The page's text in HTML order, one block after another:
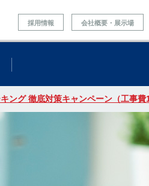
採用情報 会社概要・展示場
ング 徹底対策キャンペーン（工事